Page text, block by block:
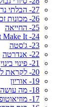
27- הבלתי נראה
26- מכונות זכרון
25- החייאה
24- Fake It Make It
23- ג'סטה
22- אנדרטה
21- פינוי בינוי
20- לקראת לקסיקון של משתמשות
19- אוריון
18- מה עושה מרחב ציבורי
17- מוזיאוטופיה